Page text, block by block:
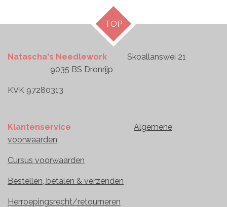
TOP
Natascha's Needlework
Skoallanswei 21
9035 BS Dronrijp
KVK 97280313
Klantenservice
Algemene
voorwaarden
Cursus voorwaarden
Bestellen, betalen & verzenden
Herroepingsrecht/retourneren